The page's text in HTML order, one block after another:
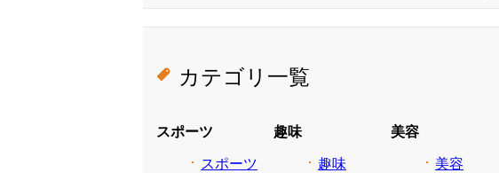
カテゴリ一覧
スポーツ
スポーツ
趣味
趣味
美容
美容